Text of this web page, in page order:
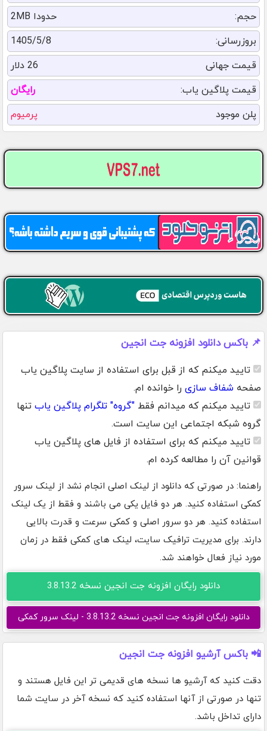
حجم:
حدودا 2MB
بروزرسانی:
1405/5/8
قیمت جهانی
26 دلار
قیمت پلاگین یاب:
رایگان
پلن موجود
پرمیوم
📌 باکس دانلود افزونه جت انجین
تایید میکنم که از قبل برای استفاده از سایت پلاگین یاب
صفحه شفاف سازی را خوانده ام.
تایید میکنم که میدانم فقط "گروه" تلگرام پلاگین یاب تنها
گروه شبکه اجتماعی این سایت است.
تایید میکنم که برای استفاده از فایل های پلاگین یاب
قوانین آن را مطالعه کرده ام.
راهنما: در صورتی که دانلود از لینک اصلی انجام نشد از لینک سرور
کمکی استفاده کنید. هر دو فایل یکی می باشند و فقط از یک لینک
استفاده کنید. هر دو سرور اصلی و کمکی سرعت و قدرت بالایی
دارند. برای مدیریت ترافیک سایت، لینک های کمکی فقط در زمان
مورد نیاز فعال خواهند شد.
دانلود رایگان افزونه جت انجین نسخه 3.8.13.2
دانلود رایگان افزونه جت انجین نسخه 3.8.13.2 - لینک سرور کمکی
📲 باکس آرشیو افزونه جت انجین
دقت کنید که آرشیو ها نسخه های قدیمی تر این فایل هستند و
تنها در صورتی از آنها استفاده کنید که نسخه آخر در سایت شما
دارای تداخل باشد.